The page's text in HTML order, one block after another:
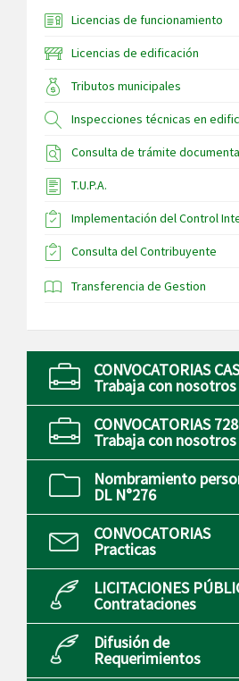
Licencias de funcionamiento
Licencias de edificación
Tributos municipales
Inspecciones técnicas en
Consulta de trámite
T.U.P.A.
Implementación del Control
Consulta del Contribuyente
Transferencia de Gestion
CONVOCATORIAS CAS
Trabaja con nosotros
CONVOCATORIAS 728
Trabaja con nosotros
Nombramiento
DL N°276
CONVOCATORIAS
Practicas
LICITACIONES
Contrataciones
Difusión de
Requerimientos